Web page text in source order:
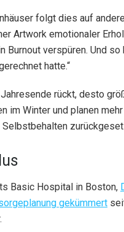
folgt dies auf
Artwork emotionaler
Burnout verspüren. Und
hatte.“
rückt, desto
im Winter und planen
Selbstbehalten
Basic Hospital in Boston,
gekümmert